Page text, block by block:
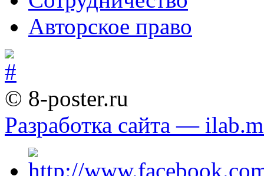
Авторское право
© 8-poster.ru
Разработка сайта —